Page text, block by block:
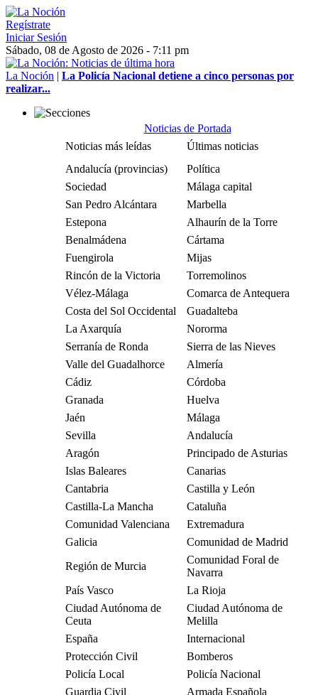
Regístrate
Iniciar Sesión
Sábado, 08 de Agosto de 2026 - 7:11 pm
La Noción | La Policía Nacional detiene a cinco personas por
realizar...
Noticias de Portada
Noticias más leídas
Últimas noticias
Andalucía (provincias)
Política
Sociedad
Málaga capital
San Pedro Alcántara
Marbella
Estepona
Alhaurín de la Torre
Benalmádena
Cártama
Fuengirola
Mijas
Rincón de la Victoria
Torremolinos
Vélez-Málaga
Comarca de Antequera
Costa del Sol Occidental
Guadalteba
La Axarquía
Nororma
Serranía de Ronda
Sierra de las Nieves
Valle del Guadalhorce
Almería
Cádiz
Córdoba
Granada
Huelva
Jaén
Málaga
Sevilla
Andalucía
Aragón
Principado de Asturias
Islas Baleares
Canarias
Cantabria
Castilla y León
Castilla-La Mancha
Cataluña
Comunidad Valenciana
Extremadura
Galicia
Comunidad de Madrid
Región de Murcia
Comunidad Foral de
Navarra
País Vasco
La Rioja
Ciudad Autónoma de
Ceuta
Ciudad Autónoma de
Melilla
España
Internacional
Protección Civil
Bomberos
Policía Local
Policía Nacional
Guardia Civil
Armada Española